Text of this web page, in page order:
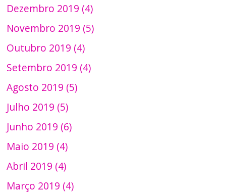
Dezembro 2019 (4)
Novembro 2019 (5)
Outubro 2019 (4)
Setembro 2019 (4)
Agosto 2019 (5)
Julho 2019 (5)
Junho 2019 (6)
Maio 2019 (4)
Abril 2019 (4)
Março 2019 (4)